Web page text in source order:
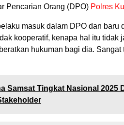
Pencarian Orang (DPO) Polres
masuk dalam DPO dan baru
kooperatif, kenapa hal itu tidak
hukuman bagi dia. Sangat
Samsat Tingkat Nasional 2025